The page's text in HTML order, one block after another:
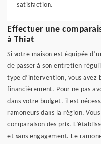
satisfaction.
Effectuer une
à Thiat
Si votre maison est équipée
de passer à son entretien
type d’intervention, vous avez
financièrement. Pour ne pas
dans votre budget, il est
ramoneurs dans la région.
comparaison des prix.
et sans engagement. Le